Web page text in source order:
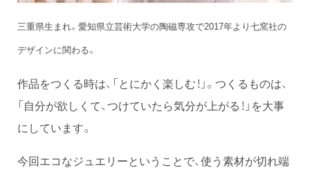
三重県生まれ。愛知県立芸術大学の陶磁専攻で2017年より七窯社の
デザインに関わる。
作品をつくる時は、「とにかく楽しむ！」。つくるものは、
「自分が欲しくて、つけていたら気分が上がる！」を大事
にしています。
今回エコなジュエリーということで、使う素材が切れ端